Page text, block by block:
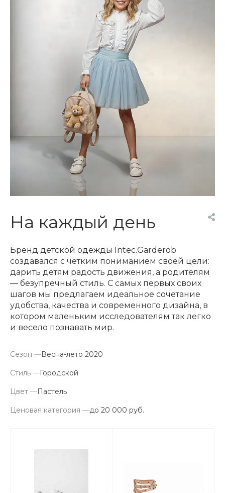
На каждый день
Бренд детской одежды Intec.Garderob
создавался с четким пониманием своей цели:
дарить детям радость движения, а родителям
— безупречный стиль. С самых первых своих
шагов мы предлагаем идеальное сочетание
удобства, качества и современного дизайна, в
котором маленьким исследователям так легко
и весело познавать мир.
Сезон —Весна-лето 2020
Стиль —Городской
Цвет —Пастель
Ценовая категория —до 20 000 руб.